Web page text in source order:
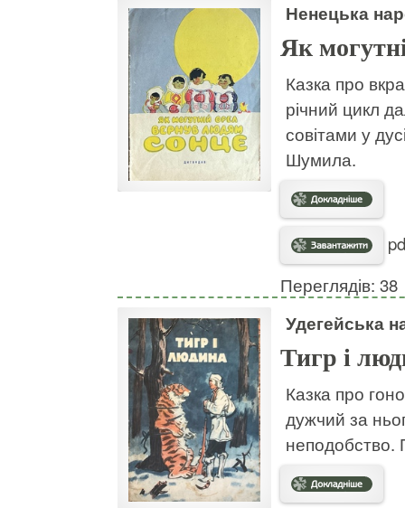
Ненецька
Як
Казка про
річний цикл
совітами у
Шумила.
Переглядів: 38
Удегейська
Тигр і
Казка про
дужчий за
неподобство.